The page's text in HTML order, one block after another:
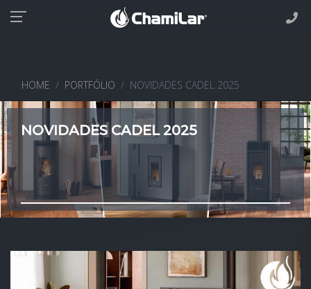
HOME PORTFÓLIO NOVIDADES CADEL 2025
NOVIDADES CADEL 2025